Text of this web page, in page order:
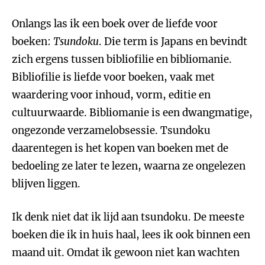
Onlangs las ik een boek over de liefde voor
boeken: Tsundoku. Die term is Japans en bevindt
zich ergens tussen bibliofilie en bibliomanie.
Bibliofilie is liefde voor boeken, vaak met
waardering voor inhoud, vorm, editie en
cultuurwaarde. Bibliomanie is een dwangmatige,
ongezonde verzamelobsessie. Tsundoku
daarentegen is het kopen van boeken met de
bedoeling ze later te lezen, waarna ze ongelezen
blijven liggen.
Ik denk niet dat ik lijd aan tsundoku. De meeste
boeken die ik in huis haal, lees ik ook binnen een
maand uit. Omdat ik gewoon niet kan wachten